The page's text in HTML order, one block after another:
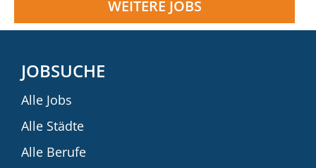
WEITERE JOBS
JOBSUCHE
Alle Jobs
Alle Städte
Alle Berufe